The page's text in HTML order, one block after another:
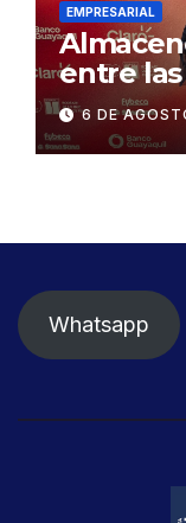
EMPRESARIAL
entre
6 DE
Whatsapp